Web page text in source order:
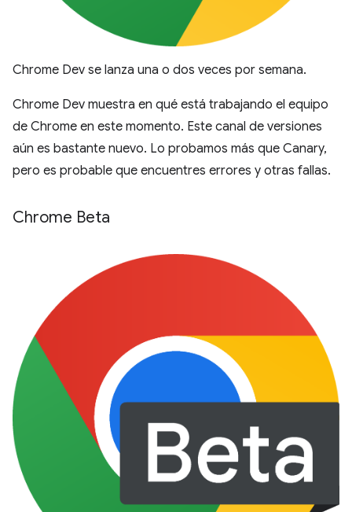
Chrome Dev se lanza una o dos veces por semana.
Chrome Dev muestra en qué está trabajando el equipo
de Chrome en este momento. Este canal de versiones
aún es bastante nuevo. Lo probamos más que Canary,
pero es probable que encuentres errores y otras fallas.
Chrome Beta